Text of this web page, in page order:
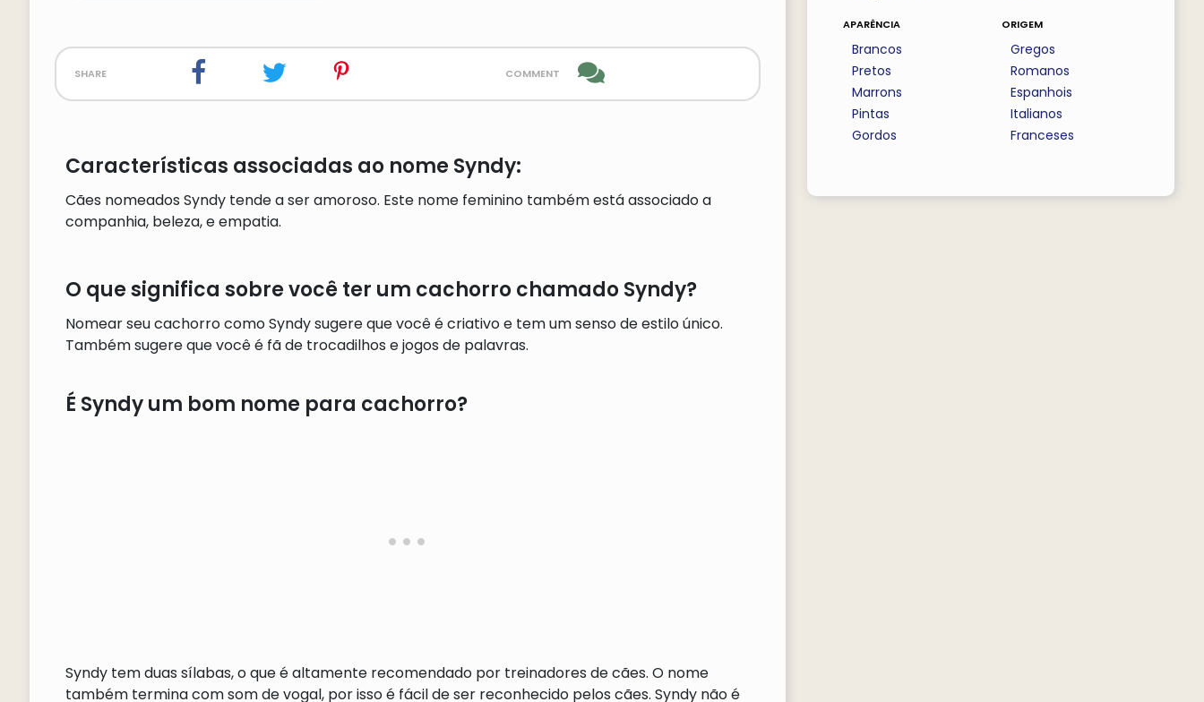
share comment
Características associadas ao nome Syndy:
Cães nomeados Syndy tende a ser amoroso. Este nome feminino também está associado a
companhia, beleza, e empatia.
O que significa sobre você ter um cachorro chamado Syndy?
Nomear seu cachorro como Syndy sugere que você é criativo e tem um senso de estilo único.
Também sugere que você é fã de trocadilhos e jogos de palavras.
É Syndy um bom nome para cachorro?
Syndy tem duas sílabas, o que é altamente recomendado por treinadores de cães. O nome
também termina com som de vogal, por isso é fácil de ser reconhecido pelos cães. Syndy não é
aparência
Brancos
Pretos
Marrons
Pintas
Gordos
origem
Gregos
Romanos
Espanhois
Italianos
Franceses